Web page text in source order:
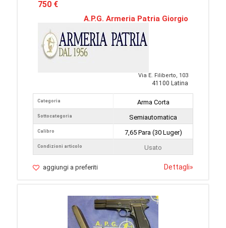
750 €
A.P.G. Armeria Patria Giorgio
Via E. Filiberto, 103
41100 Latina
Categoria
Sottocategoria
Calibro
Condizioni articolo
Arma Corta
Semiautomatica
7,65 Para (30 Luger)
Usato
aggiungi a preferiti Dettagli»